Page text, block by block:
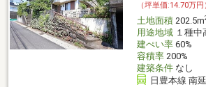
（坪単価:14.70万円
土地面積202.5m
用途地域１種中
建ぺい率60%
容積率200%
建築条件なし
日豊本線 南